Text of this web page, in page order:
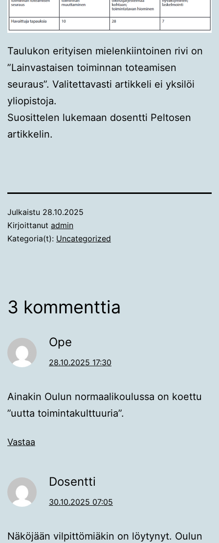
Taulukon erityisen mielenkiintoinen rivi on
”Lainvastaisen toiminnan toteamisen
seuraus”. Valitettavasti artikkeli ei yksilöi
yliopistoja.
Suosittelen lukemaan dosentti Peltosen
artikkelin.
Julkaistu 28.10.2025
Kirjoittanut admin
Kategoria(t): Uncategorized
3 kommenttia
Ope
28.10.2025 17:30
Ainakin Oulun normaalikoulussa on koettu
”uutta toimintakulttuuria”.
Vastaa
Dosentti
30.10.2025 07:05
Näköjään vilpittömiäkin on löytynyt. Oulun